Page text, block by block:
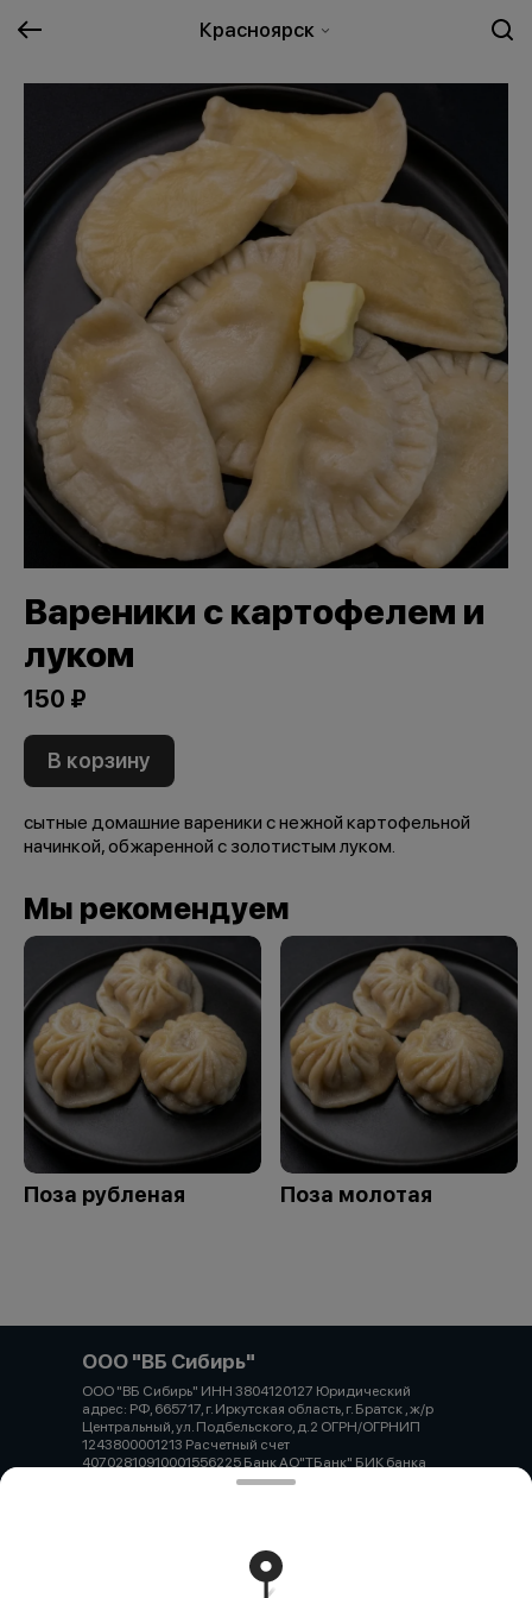
Красноярск
Вареники с картофелем и
луком
150 ₽
В корзину
сытные домашние вареники с нежной картофельной
начинкой, обжаренной с золотистым луком.
Мы рекомендуем
Поза рубленая Поза молотая
ООО "ВБ Сибирь"
ООО "ВБ Сибирь" ИНН 3804120127 Юридический
адрес: РФ, 665717, г. Иркутская область, г. Братск , ж/р
Центральный, ул. Подбельского, д.2 ОГРН/ОГРНИП
1243800001213 Расчетный счет
40702810910001556225 Банк АО"ТБанк" БИК банка
044525974 ИНН банка 7710140679 Корр.счет банка